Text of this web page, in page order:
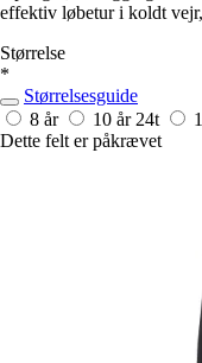
effektiv løbetur i koldt
Størrelse
*
Størrelsesguide
8 år
10 år 24t
Dette felt er påkrævet